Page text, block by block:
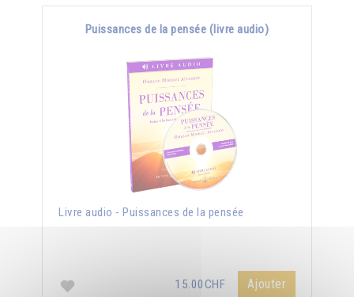
Puissances de la pensée (livre audio)
Livre audio - Puissances de la pensée
15.00CHF Ajouter